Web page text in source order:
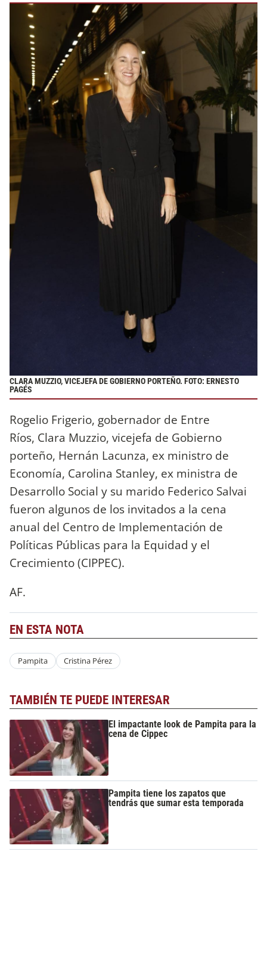
CLARA MUZZIO, VICEJEFA DE GOBIERNO PORTEÑO. FOTO: ERNESTO
PAGÉS
Rogelio Frigerio, gobernador de Entre
Ríos, Clara Muzzio, vicejefa de Gobierno
porteño, Hernán Lacunza, ex ministro de
Economía, Carolina Stanley, ex ministra de
Desarrollo Social y su marido Federico Salvai
fueron algunos de los invitados a la cena
anual del Centro de Implementación de
Políticas Públicas para la Equidad y el
Crecimiento (CIPPEC).
AF.
EN ESTA NOTA
Pampita Cristina Pérez
TAMBIÉN TE PUEDE INTERESAR
El impactante look de Pampita para la
cena de Cippec
Pampita tiene los zapatos que
tendrás que sumar esta temporada